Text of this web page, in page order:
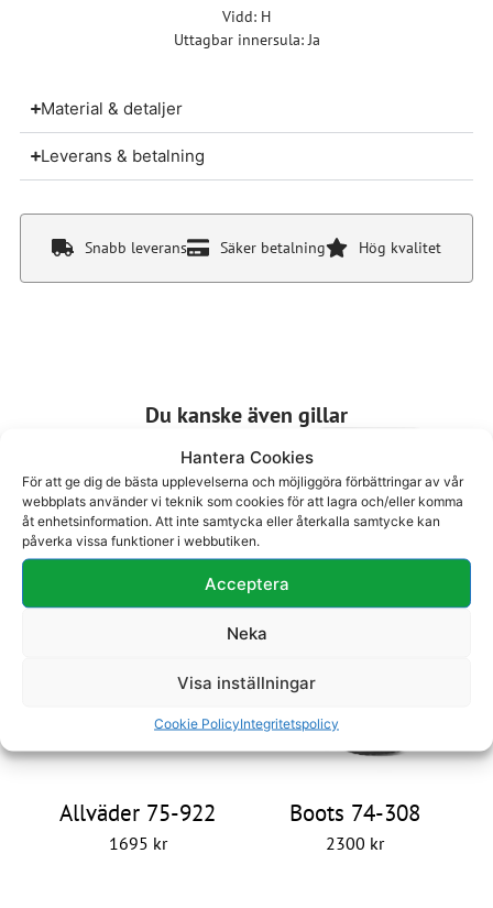
Hantera Cookies
För att ge dig de bästa upplevelserna och möjliggöra förbättringar av vår
webbplats använder vi teknik som cookies för att lagra och/eller komma
åt enhetsinformation. Att inte samtycka eller återkalla samtycke kan
påverka vissa funktioner i webbutiken.
Acceptera
Neka
Visa inställningar
Cookie PolicyIntegritetspolicy
Vidd: H
Uttagbar innersula: Ja
Material & detaljer
Leverans & betalning
Snabb leverans Säker betalning Hög kvalitet
Du kanske även gillar
Boots 74-308
2300 kr
Allväder 75-922
1695 kr